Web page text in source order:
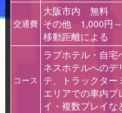
交通費
大阪市内 無料
その他 1,000円～
移動距離による
コース
ラブホテル・自
ネスホテルへのデ
テ、トラックター
エリアでの車内プ
イ・複数プレイな